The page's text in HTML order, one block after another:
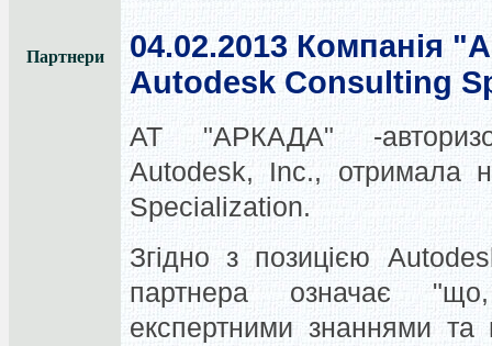
Партнери 04.02.2013 Компанія
Autodesk Consulting
АТ "АРКАДА" -
Autodesk, Inc., отримала
Specialization.
Згідно з позицією
партнера означає
експертними знаннями та